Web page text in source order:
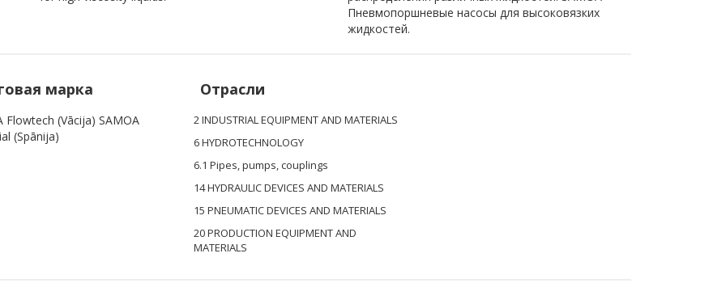
Пневмопоршневые насосы для высоковязких
жидкостей.
марка
Flowtech (Vācija) SAMOA
(Spānija)
Отрасли
2 INDUSTRIAL EQUIPMENT AND MATERIALS
6 HYDROTECHNOLOGY
6.1 Pipes, pumps, couplings
14 HYDRAULIC DEVICES AND MATERIALS
15 PNEUMATIC DEVICES AND MATERIALS
20 PRODUCTION EQUIPMENT AND
MATERIALS